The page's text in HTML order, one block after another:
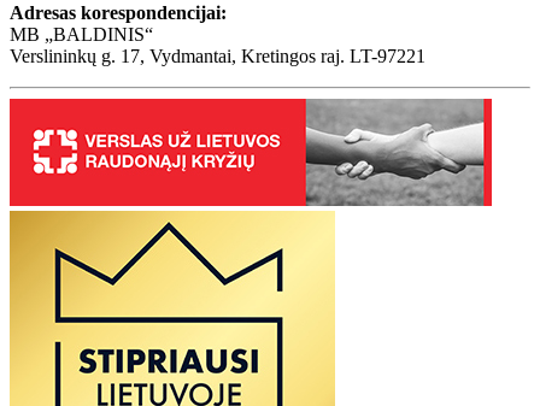
Adresas korespondencijai:
MB „BALDINIS“
Verslininkų g. 17, Vydmantai, Kretingos raj. LT-97221